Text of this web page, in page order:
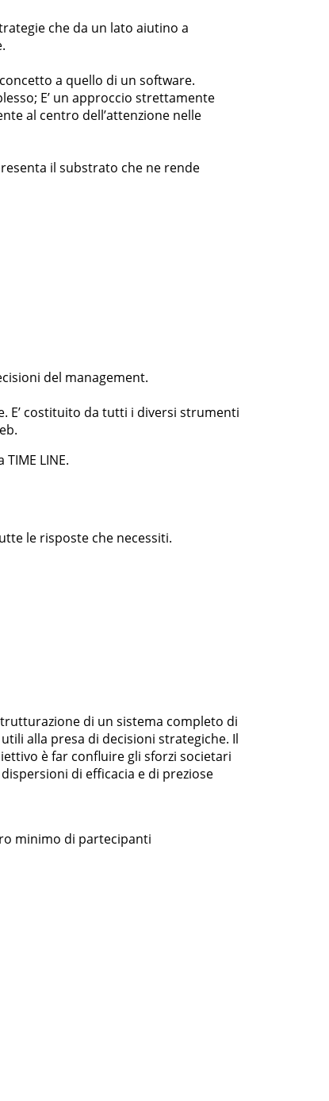
che da un lato aiutino a
a quello di un software.
E’ un approccio strettamente
al centro dell’attenzione nelle
il substrato che ne rende
del management.
E’ costituito da tutti i diversi strumenti
LINE.
le risposte che necessiti.
di un sistema completo di
alla presa di decisioni strategiche. Il
è far confluire gli sforzi societari
di efficacia e di preziose
minimo di partecipanti